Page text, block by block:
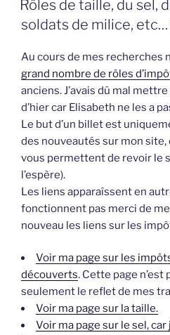
Rôles de taille, du sel,
soldats de milice,
Au cours de mes recherches
grand nombre de rôles
anciens. J’avais dû mal
d’hier car Elisabeth ne les a
Le but d’un billet est
des nouveautés sur mon site,
vous permettent de revoir le
l’espère).
Les liens apparaîssent en
fonctionnent pas merci de
nouveau les liens sur les
Voir ma page sur les
découverts. Cette page n’est
seulement le reflet de mes
Voir ma page sur la taille.
Voir ma page sur le sel, car